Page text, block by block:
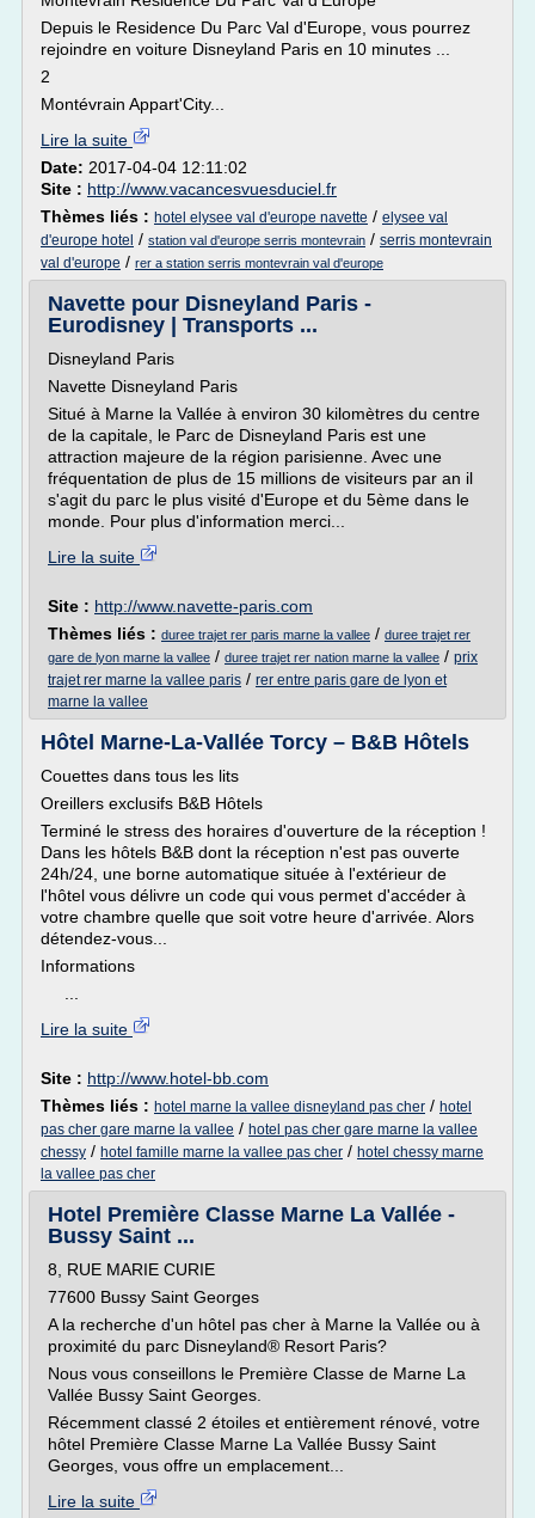
Depuis le Residence Du Parc Val d'Europe, vous pourrez
rejoindre en voiture Disneyland Paris en 10 minutes ...
2
Montévrain Appart'City...
Lire la suite
Date: 2017-04-04 12:11:02
Site : http://www.vacancesvuesduciel.fr
Thèmes liés : hotel elysee val d'europe navette / elysee val
d'europe hotel / station val d'europe serris montevrain / serris montevrain
val d'europe / rer a station serris montevrain val d'europe
Navette pour Disneyland Paris -
Eurodisney | Transports ...
Disneyland Paris
Navette Disneyland Paris
Situé à Marne la Vallée à environ 30 kilomètres du centre
de la capitale, le Parc de Disneyland Paris est une
attraction majeure de la région parisienne. Avec une
fréquentation de plus de 15 millions de visiteurs par an il
s'agit du parc le plus visité d'Europe et du 5ème dans le
monde. Pour plus d'information merci...
Lire la suite
Site : http://www.navette-paris.com
Thèmes liés : duree trajet rer paris marne la vallee / duree trajet rer
gare de lyon marne la vallee / duree trajet rer nation marne la vallee / prix
trajet rer marne la vallee paris / rer entre paris gare de lyon et
marne la vallee
Hôtel Marne-La-Vallée Torcy – B&B Hôtels
Couettes dans tous les lits
Oreillers exclusifs B&B Hôtels
Terminé le stress des horaires d'ouverture de la réception !
Dans les hôtels B&B dont la réception n'est pas ouverte
24h/24, une borne automatique située à l'extérieur de
l'hôtel vous délivre un code qui vous permet d'accéder à
votre chambre quelle que soit votre heure d'arrivée. Alors
détendez-vous...
Informations
Lire la suite
Site : http://www.hotel-bb.com
Thèmes liés : hotel marne la vallee disneyland pas cher / hotel
pas cher gare marne la vallee / hotel pas cher gare marne la vallee
chessy / hotel famille marne la vallee pas cher / hotel chessy marne
la vallee pas cher
Hotel Première Classe Marne La Vallée -
Bussy Saint ...
8, RUE MARIE CURIE
77600 Bussy Saint Georges
A la recherche d'un hôtel pas cher à Marne la Vallée ou à
proximité du parc Disneyland® Resort Paris?
Nous vous conseillons le Première Classe de Marne La
Vallée Bussy Saint Georges.
Récemment classé 2 étoiles et entièrement rénové, votre
hôtel Première Classe Marne La Vallée Bussy Saint
Georges, vous offre un emplacement...
Lire la suite